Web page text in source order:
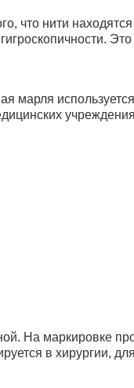
что нити
Это
марля
На маркировке
в хирургии,